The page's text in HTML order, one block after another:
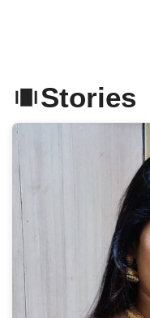
Stories